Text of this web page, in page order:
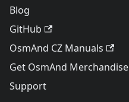
Blog
GitHub
OsmAnd CZ Manuals
Get OsmAnd Merchandise
Support